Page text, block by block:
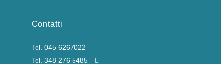
Contatti
Tel. 045 6267022
Tel. 348 276 5485